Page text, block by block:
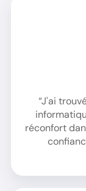
“J'ai
réconfort